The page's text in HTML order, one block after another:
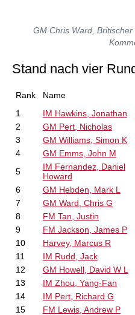
GM Chris Ward,
Stand nach vier
Rank Name
1
IM Hawkins, Jonathan
2
GM Pert, Nicholas
3
GM Williams, Simon K
4
GM Emms, John M
5
IM Fernandez, Daniel
Howard
6
GM Hebden, Mark L
7
GM Ward, Chris G
8
FM Tan, Justin
9
FM Jackson, James P
10
Harvey, Marcus R
11
IM Rudd, Jack
12
GM Howell, David W L
13
IM Zhou, Yang-Fan
14
IM Pert, Richard G
15
FM Lewis, Andrew P